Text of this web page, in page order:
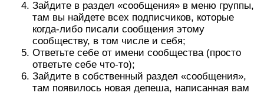
Зайдите в раздел «сообщения» в меню группы,
там вы найдете всех подписчиков, которые
когда-либо писали сообщения этому
сообществу, в том числе и себя;
Ответьте себе от имени сообщества (просто
ответьте себе что-то);
Зайдите в собственный раздел «сообщения»,
там появилось новая депеша, написанная вам